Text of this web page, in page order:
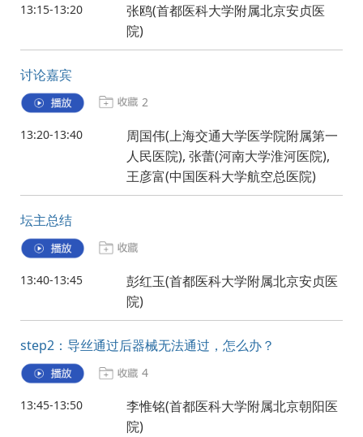
13:15-13:20
张鸥(首都医科大学附属北京安贞医
院)
讨论嘉宾
2
13:20-13:40
周国伟(上海交通大学医学院附属第一
人民医院), 张蕾(河南大学淮河医院),
王彦富(中国医科大学航空总医院)
坛主总结
13:40-13:45
彭红玉(首都医科大学附属北京安贞医
院)
step2：导丝通过后器械无法通过，怎么办？
4
13:45-13:50
李惟铭(首都医科大学附属北京朝阳医
院)